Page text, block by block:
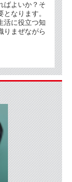
ばよいか？そ
なります。
活に役立つ知
りまぜながら